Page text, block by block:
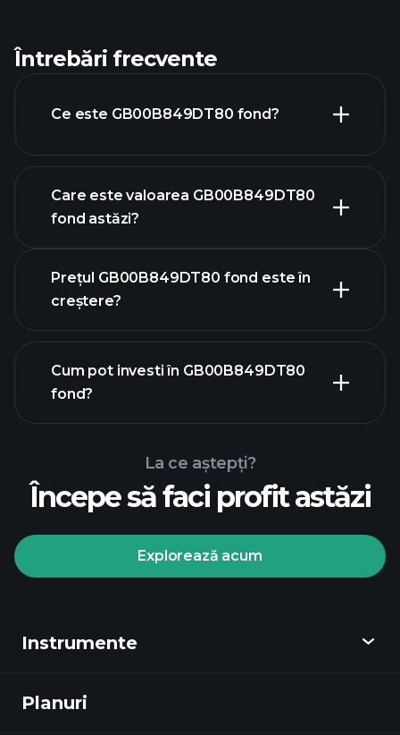
Întrebări frecvente
Ce este GB00B849DT80 fond?
Care este valoarea GB00B849DT80
fond astăzi?
graficul avansat
Prețul GB00B849DT80 fond este în
creștere?
Cum pot investi în GB00B849DT80
fond?
recomandat
La ce aștepți?
Începe să faci profit astăzi
Explorează acum
Instrumente
Descoperă
Planuri